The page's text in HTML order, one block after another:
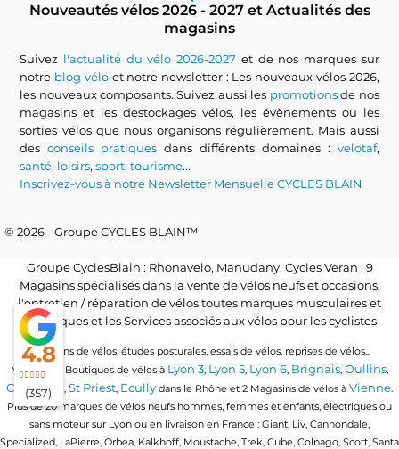
Nouveautés vélos 2026 - 2027 et Actualités des
magasins
Suivez l'actualité du vélo 2026-2027 et de nos marques sur
notre blog véloet notre newsletter : Les nouveaux vélos 2026,
les nouveaux composants..Suivez aussi les promotionsde nos
magasins et les destockages vélos, les évènements ou les
sorties vélos que nous organisons régulièrement. Mais aussi
desconseils pratiques dans différents domaines : velotaf,
santé, loisirs,sport,tourisme...
Inscrivez-vous à notre Newsletter Mensuelle CYCLES BLAIN
© 2026 - Groupe CYCLES BLAIN™
Groupe CyclesBlain : Rhonavelo, Manudany, Cycles Veran : 9
Magasins spécialisés dans la vente de vélos neufs et occasions,
l'entretien / réparation de vélos toutes marques musculaires et
électriques et les Services associés aux vélos pour les cyclistes
Locations de vélos, études posturales, essais de vélos, reprises de vélos...
Magasins / Boutiques de vélos à Lyon 3, Lyon 5, Lyon 6, Brignais, Oullins,
Craponne, St Priest, Ecully dans le Rhône et 2 Magasins de vélos à Vienne.
Plus de 20 marques de vélos neufs hommes, femmes et enfants, électriques ou
sans moteur sur Lyon ou en livraison en France : Giant, Liv, Cannondale,
Specialized, LaPierre, Orbea, Kalkhoff, Moustache, Trek, Cube, Colnago, Scott, Santa
4.8
(357)